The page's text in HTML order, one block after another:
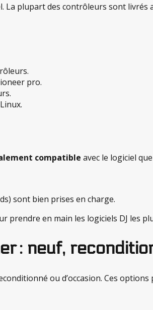
plupart des contrôleurs sont livrés
pro.
compatible avec le logiciel
sont bien prises en charge.
en main les logiciels DJ les
: neuf,
ou d’occasion. Ces